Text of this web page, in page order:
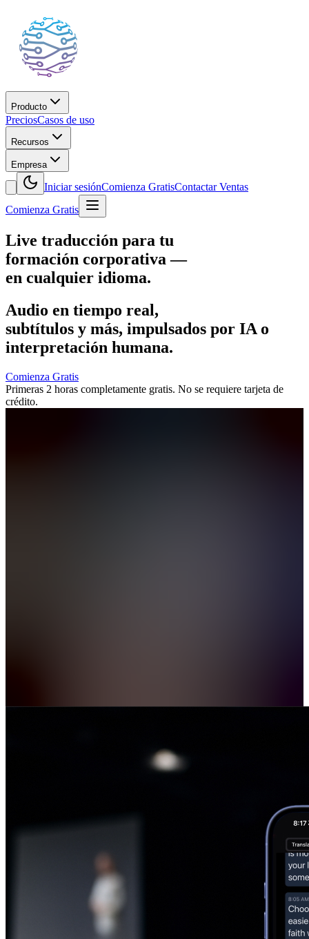
Producto
PreciosCasos de uso
Recursos
Empresa
Iniciar sesiónComienza GratisContactar Ventas
Comienza Gratis
Live traducción para tu
formación corporativa —
en cualquier idioma.
Audio en tiempo real,
subtítulos y más, impulsados por IA o
interpretación humana.
Comienza Gratis
Primeras 2 horas completamente gratis. No se requiere tarjeta de
crédito.